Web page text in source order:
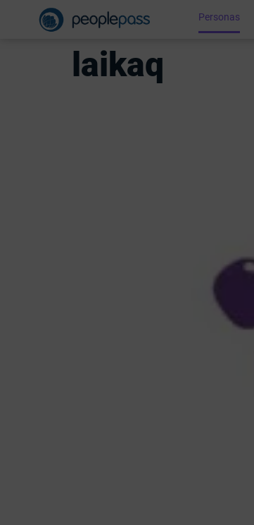
Personas
laikaq